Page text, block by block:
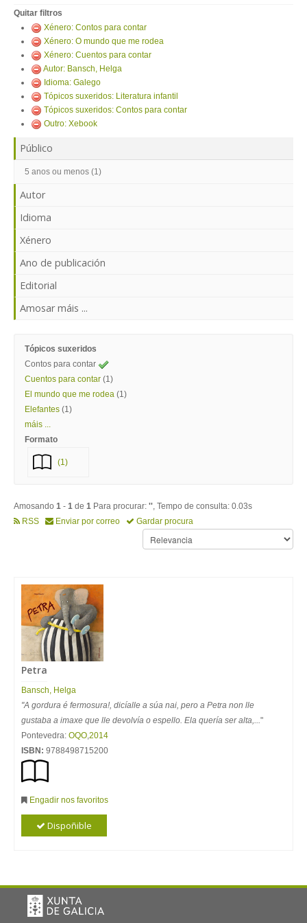
Quitar filtros
Xénero: Contos para contar
Xénero: O mundo que me rodea
Xénero: Cuentos para contar
Autor: Bansch, Helga
Idioma: Galego
Tópicos suxeridos: Literatura infantil
Tópicos suxeridos: Contos para contar
Outro: Xebook
Público
5 anos ou menos (1)
Autor
Idioma
Xénero
Ano de publicación
Editorial
Amosar máis ...
Tópicos suxeridos
Contos para contar
Cuentos para contar (1)
El mundo que me rodea (1)
Elefantes (1)
máis ...
Formato
(1)
Amosando 1 - 1 de 1 Para procurar: '', Tempo de consulta: 0.03s
RSS
Enviar por correo Gardar procura
Petra
Bansch, Helga
"A gordura é fermosura!, dicíalle a súa nai, pero a Petra non lle
gustaba a imaxe que lle devolvía o espello. Ela quería ser alta,..."
Pontevedra: OQO,2014
ISBN: 9788498715200
Engadir nos favoritos
Dispoñible